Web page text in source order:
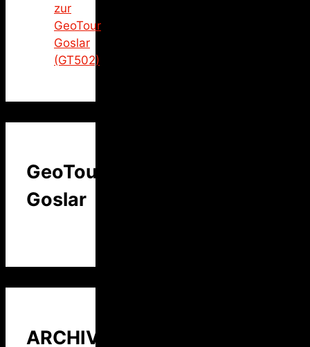
zur
GeoTour
Goslar
(GT502)
GeoTour
Goslar
ARCHIV